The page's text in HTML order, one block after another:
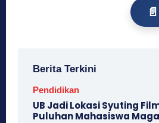
Berita Terkini
Pendidikan
UB Jadi Lokasi Syuting
Puluhan Mahasiswa